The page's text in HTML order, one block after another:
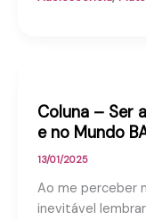
Coluna – Ser
e no Mundo
13/01/2025
Ao me perceber
inevitável